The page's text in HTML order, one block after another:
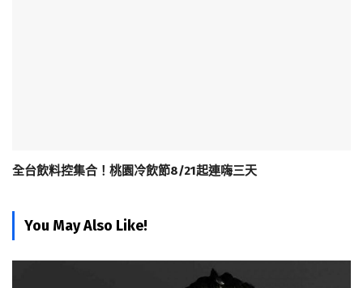
全台飲料控集合！桃園冷飲節8/21起連嗨三天
You May Also Like!